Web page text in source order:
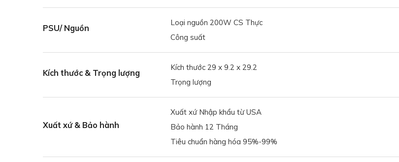
PSU/ Nguồn
Loại nguồn 200W CS Thực
Công suất
Kích thước & Trọng lượng
Kích thước 29 x 9.2 x 29.2
Trọng lượng
Xuất xứ & Bảo hành
Xuất xứ Nhập khẩu từ USA
Bảo hành 12 Tháng
Tiêu chuẩn hàng hóa 95%-99%